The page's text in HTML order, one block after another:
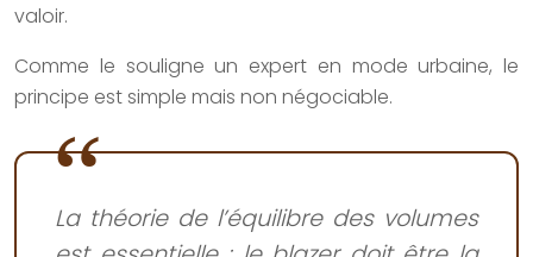
valoir.
Comme le souligne un expert en mode urbaine, le
principe est simple mais non négociable.
La théorie de l’équilibre des volumes